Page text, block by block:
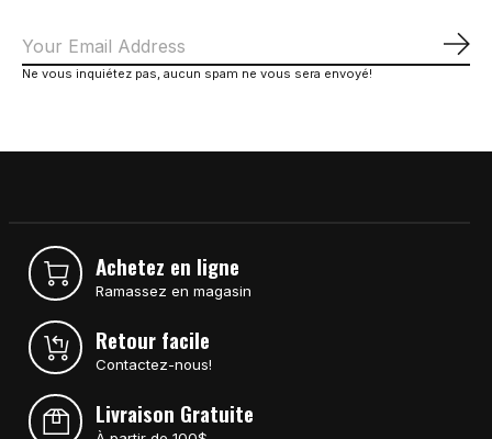
Ne vous inquiétez pas, aucun spam ne vous sera envoyé!
Achetez en ligne
Ramassez en magasin
Retour facile
Contactez-nous!
Livraison Gratuite